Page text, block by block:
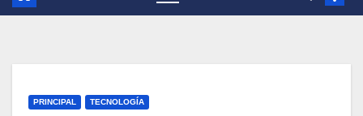
PRINCIPAL TECNOLOGÍA